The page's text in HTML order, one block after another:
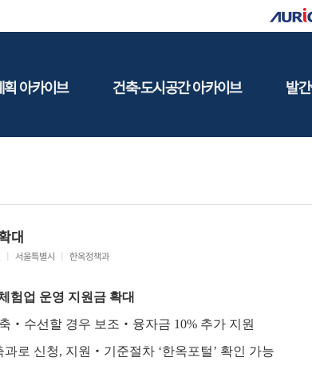
획 아카이브
환경
관광
문화
회복지
건축·도시공간 아카이브 발
건축도
대
서울특별시 한옥정책과
험업 운영 지원금 확대
‧수선할 경우 보조‧융자금 10% 추가 지원
로 신청, 지원‧기준절차 ‘한옥포털’ 확인 가능